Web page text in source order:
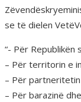
se të dielen
“- Për Republikën
– Për territorin e
– Për
– Për barazinë